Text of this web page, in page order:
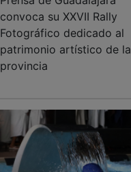
convoca su XXVII Rally
Fotográfico dedicado al
patrimonio artístico de la
provincia